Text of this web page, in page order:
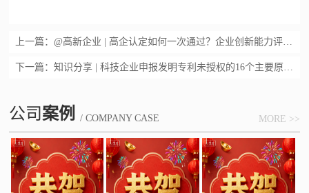
上一篇： @高新企业 | 高企认定如何一次通过？企业创新能力评价是关键！
下一篇： 知识分享 | 科技企业申报发明专利未授权的16个主要原因！
公司案例 / COMPANY CASE MORE >>